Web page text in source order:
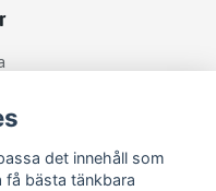
det innehåll som
bästa tänkbara